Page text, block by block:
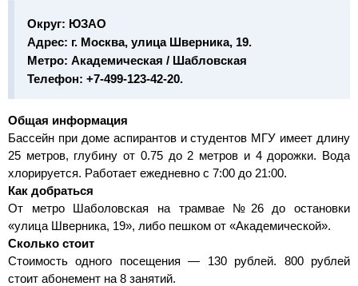
Округ: ЮЗАО
Адрес: г. Москва, улица Шверника, 19.
Метро: Академическая / Шабловская
Телефон: +7-499-123-42-20.
Общая информация
Бассейн при доме аспирантов и студентов МГУ имеет длину
25 метров, глубину от 0.75 до 2 метров и 4 дорожки. Вода
хлорируется. Работает ежедневно с 7:00 до 21:00.
Как добраться
От метро Шаболовская на трамвае №26 до остановки
«улица Шверника, 19», либо пешком от «Академической».
Сколько стоит
Стоимость одного посещения — 130 рублей. 800 рублей
стоит абонемент на 8 занятий.